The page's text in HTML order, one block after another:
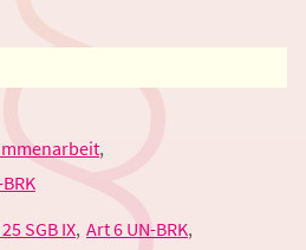
SGB IX Art 6 UN-BRK